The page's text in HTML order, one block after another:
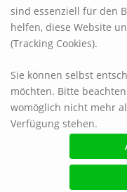
ARCHIV
©
sind essenziell für den
helfen, diese Website
(Tracking Cookies).
Sie können selbst
möchten. Bitte
womöglich nicht mehr
Verfügung stehen.